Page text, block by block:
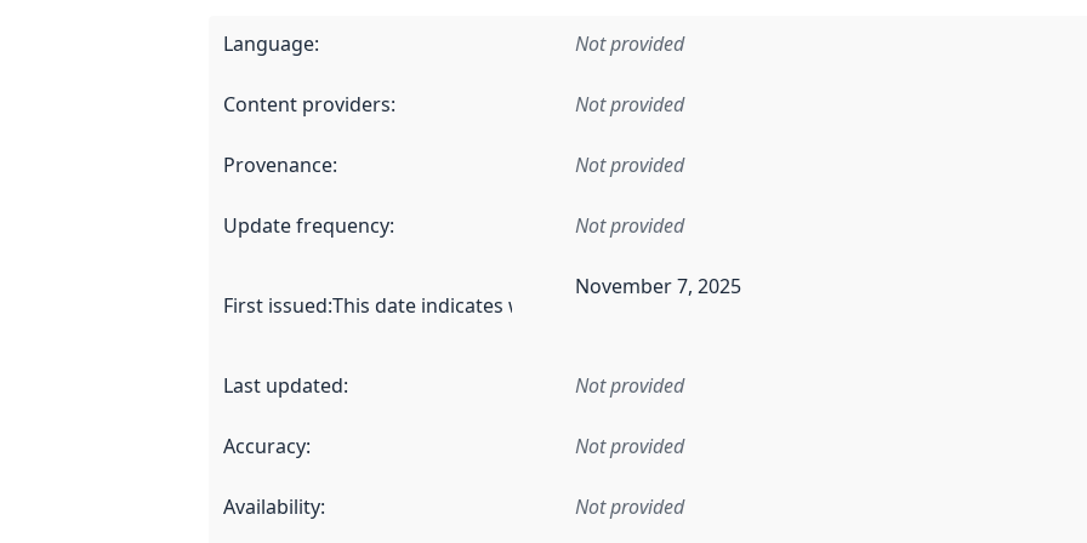
Language: Not provided
Content providers: Not provided
Provenance: Not provided
Update frequency: Not provided
First issued:This date indicates when the data in this dataset was first released. It may have
November 7, 2025
Last updated: Not provided
Accuracy: Not provided
Availability: Not provided